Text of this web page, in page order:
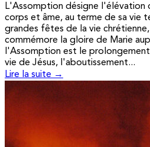
L'Assomption désigne l'élévation
corps et âme, au terme de sa vie
grandes fêtes de la vie
commémore la gloire de Marie
l'Assomption est le
vie de Jésus, l'aboutissement...
Lire la suite →